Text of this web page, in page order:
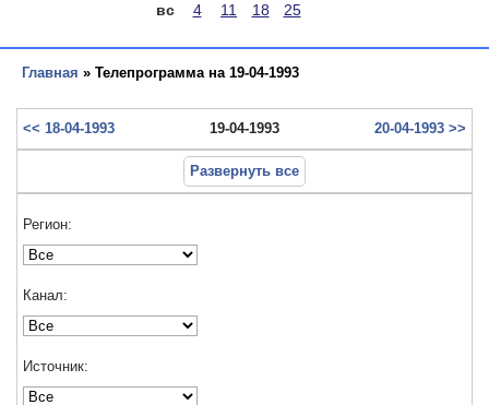
вс
4 11 18 25
Главная » Телепрограмма на 19-04-1993
<< 18-04-1993 19-04-1993 20-04-1993 >>
Развернуть все
Регион:
Канал:
Источник: